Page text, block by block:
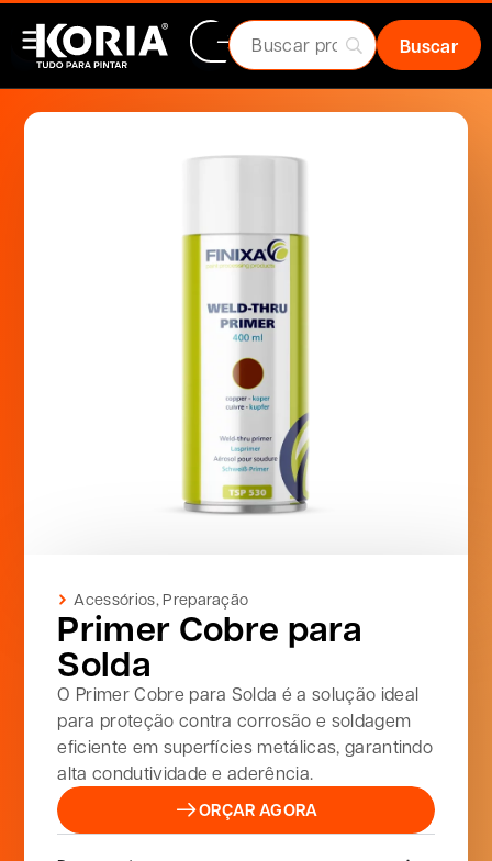
Acessórios,Preparação
Primer Cobre para
Solda
O Primer Cobre para Solda é a solução ideal
para proteção contra corrosão e soldagem
eficiente em superfícies metálicas, garantindo
alta condutividade e aderência.
ORÇAR AGORA